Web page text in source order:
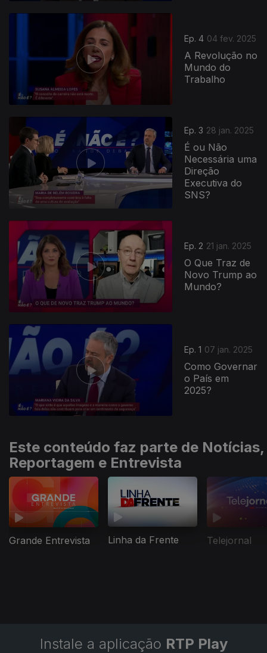
Ep. 4 04 fev. 2025
A Revolução no
Mundo do
Trabalho
Ep. 3 28 jan. 2025
É ou Não
Necessária uma
Direção
Executiva do
SNS?
Ep. 2 21 jan. 2025
O Que Traz de
Novo Trump ao
Mundo?
Ep. 1 07 jan. 2025
Como Governar
o País em
2025?
821078
Este conteúdo faz parte de Notícias,
Reportagem e Entrevista
Grande Entrevista Linha da Frente Telejornal
Instale a aplicação RTP Play